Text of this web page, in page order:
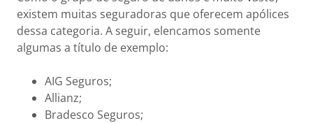
existem muitas seguradoras que oferecem apólices
dessa categoria. A seguir, elencamos somente
algumas a título de exemplo:
AIG Seguros;
Allianz;
Bradesco Seguros;